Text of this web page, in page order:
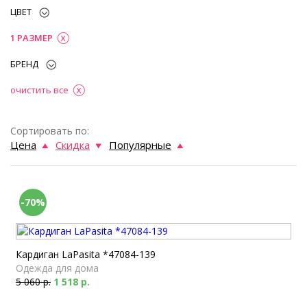
ЦВЕТ
1 РАЗМЕР
БРЕНД
очистить все
Сортировать по:
Цена Скидка Популярные
-70%
Кардиган LaPasita *47084-139
Одежда для дома
5 060 р. 1 518 р.